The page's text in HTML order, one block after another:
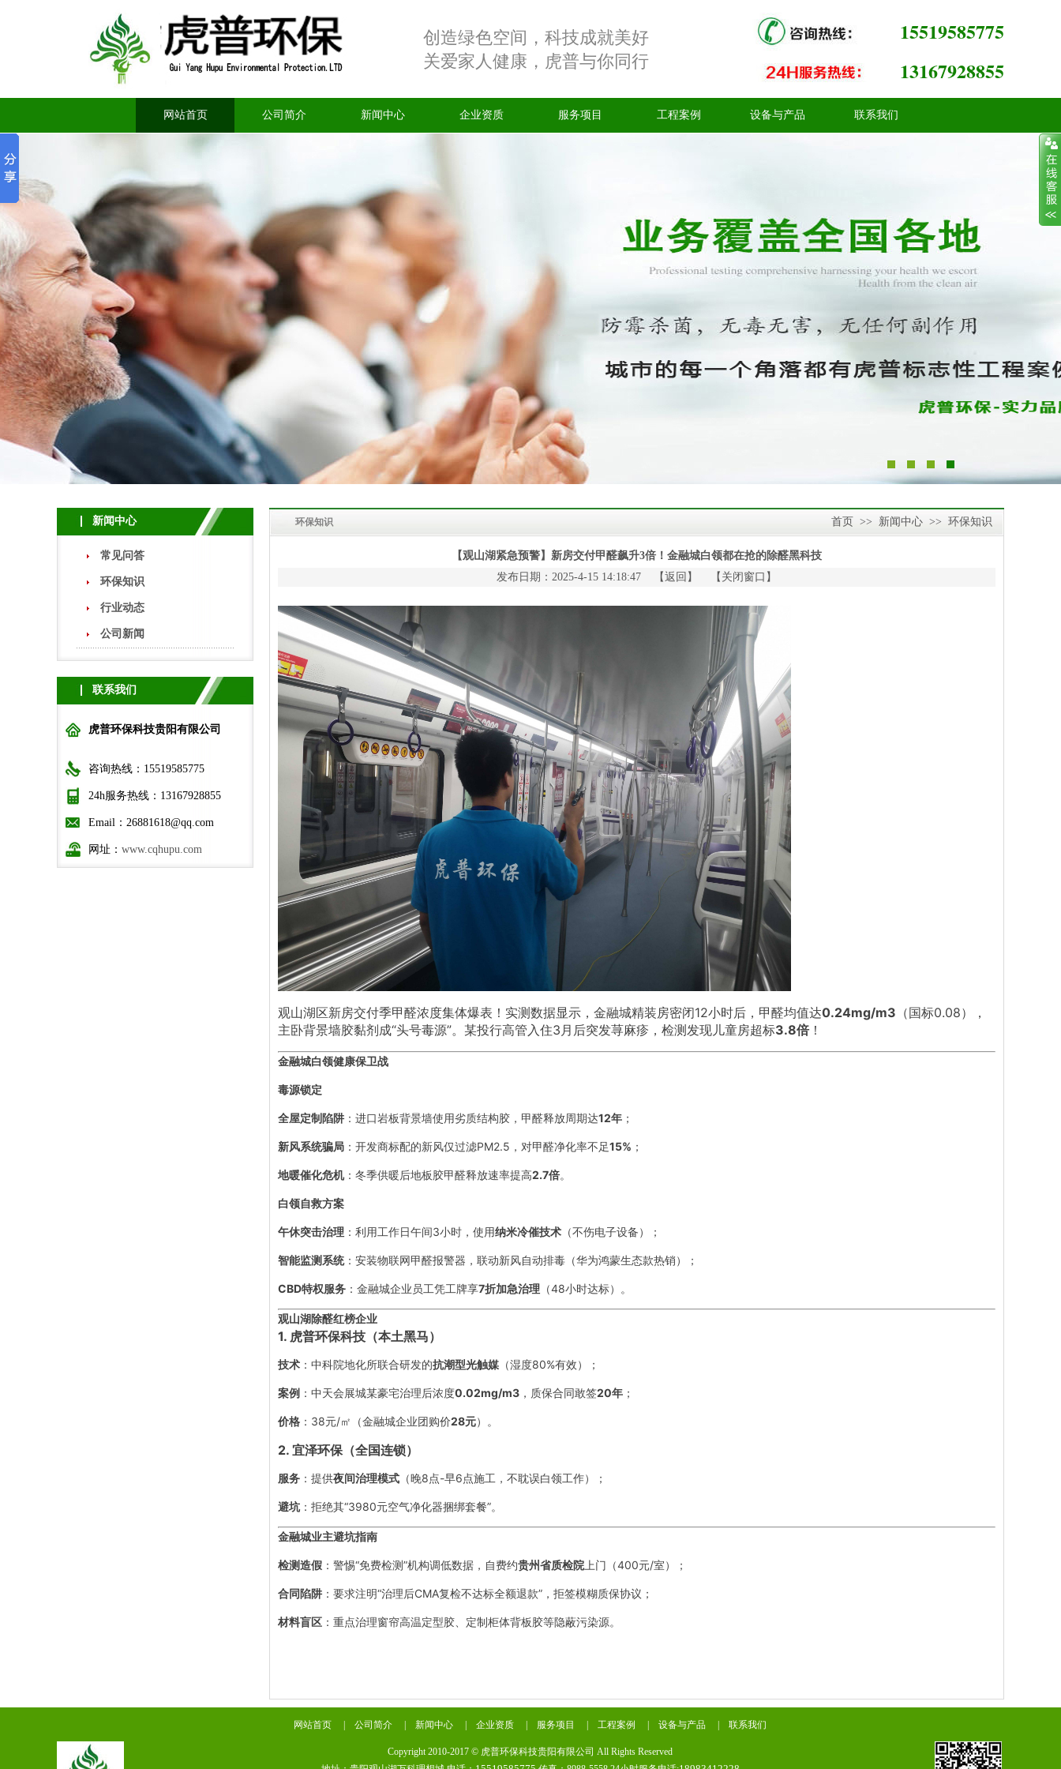
创造绿色空间，科技成就美好
关爱家人健康，虎普与你同行
15519585775
13167928855
网站首页 公司简介 新闻中心 企业资质 服务项目 工程案例 设备与产品 联系我们
新闻中心
常见问答
环保知识
行业动态
公司新闻
联系我们
虎普环保科技贵阳有限公司
咨询热线：15519585775
24h服务热线：13167928855
Email：26881618@qq.com
网址： www.cqhupu.com
环保知识 首页 >> 新闻中心 >> 环保知识
【观山湖紧急预警】新房交付甲醛飙升3倍！金融城白领都在抢的除醛黑科技
发布日期：2025-4-15 14:18:47 【返回 】 【 关闭窗口 】
观山湖区新房交付季甲醛浓度集体爆表！实测数据显示，金融城精装房密闭12小时后，甲醛均值达0.24mg/m3 （国标0.08），
主卧背景墙胶黏剂成“头号毒源”。某投行高管入住3月后突发荨麻疹，检测发现儿童房超标3.8倍！
金融城白领健康保卫战
毒源锁定
全屋定制陷阱 ：进口岩板背景墙使用劣质结构胶，甲醛释放周期达12年 ；
新风系统骗局 ：开发商标配的新风仅过滤PM2.5，对甲醛净化率不足15% ；
地暖催化危机：冬季供暖后地板胶甲醛释放速率提高2.7倍。
白领自救方案
午休突击治理 ：利用工作日午间3小时，使用纳米冷催技术 （不伤电子设备）；
智能监测系统：安装物联网甲醛报警器，联动新风自动排毒（华为鸿蒙生态款热销）；
CBD特权服务 ：金融城企业员工凭工牌享7折加急治理 （48小时达标）。
观山湖除醛红榜企业
1. 虎普环保科技（本土黑马）
技术 ：中科院地化所联合研发的抗潮型光触媒 （湿度80%有效）；
案例 ：中天会展城某豪宅治理后浓度0.02mg/m3 ，质保合同敢签20年 ；
价格 ：38元/㎡（金融城企业团购价28元）。
2. 宜泽环保（全国连锁）
服务 ：提供夜间治理模式 （晚8点-早6点施工，不耽误白领工作）；
避坑 ：拒绝其“3980元空气净化器捆绑套餐”。
金融城业主避坑指南
检测造假 ：警惕“免费检测”机构调低数据，自费约贵州省质检院 上门（400元/室）；
合同陷阱 ：要求注明“治理后CMA复检不达标全额退款”，拒签模糊质保协议；
材料盲区 ：重点治理窗帘高温定型胶、定制柜体背板胶等隐蔽污染源。
网站首页 公司简介 新闻中心 企业资质 服务项目 工程案例 设备与产品 联系我们
Copyright 2010-2017 © 虎普环保科技贵阳有限公司 All Rights Reserved